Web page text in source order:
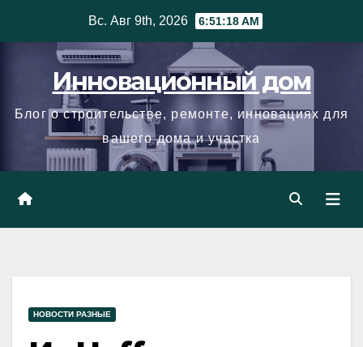
Вс. Авг 9th, 2026 6:51:19 AM
Инновационный дом
Блог о строительстве, ремонте, инновациях для
вашего дома и участка
НОВОСТИ РАЗНЫЕ